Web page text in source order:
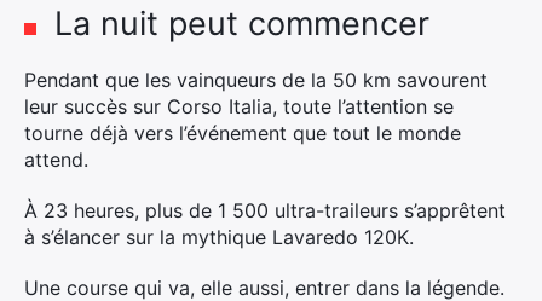
La nuit peut commencer
Pendant que les vainqueurs de la 50 km savourent
leur succès sur Corso Italia, toute l’attention se
tourne déjà vers l’événement que tout le monde
attend.
À 23 heures, plus de 1 500 ultra-traileurs s’apprêtent
à s’élancer sur la mythique Lavaredo 120K.
Une course qui va, elle aussi, entrer dans la légende.